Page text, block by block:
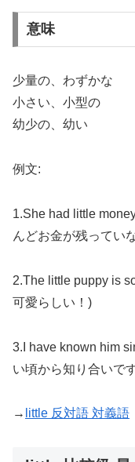
意味
少量の、わずかな
小さい、小型の
幼少の、幼い
例文:
1.She had little
んどお金が残ってい
2.The little puppy is
可愛らしい！)
3.I have known him
い頃から知り合いで
→ little 反対語 対義語